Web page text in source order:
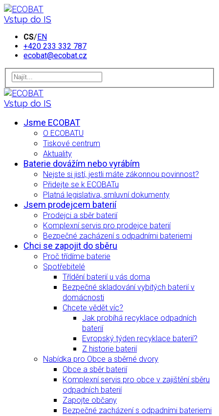
Vstup do IS
CS/EN
+420 233 332 787
ecobat@ecobat.cz
Vstup do IS
Jsme ECOBAT
O ECOBATU
Tiskové centrum
Aktuality
Baterie dovážím nebo vyrábím
Nejste si jistí, jestli máte zákonnou povinnost?
Přidejte se k ECOBATu
Platná legislativa, smluvní dokumenty
Jsem prodejcem baterií
Prodejci a sběr baterií
Komplexní servis pro prodejce baterií
Bezpečné zacházení s odpadními bateriemi
Chci se zapojit do sběru
Proč třídíme baterie
Spotřebitelé
Třídění baterií u vás doma
Bezpečné skladování vybitých baterií v
domácnosti
Chcete vědět víc?
Jak probíhá recyklace odpadních
baterií
Evropský týden recyklace baterií?
Z historie baterií
Nabídka pro Obce a sběrné dvory
Obce a sběr baterií
Komplexní servis pro obce v zajištění sběru
odpadních baterií
Zapojte občany
Bezpečné zacházení s odpadními bateriemi